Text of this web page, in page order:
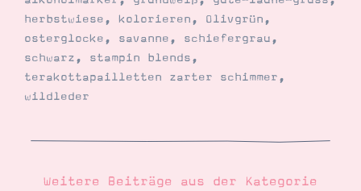
herbstwiese, kolorieren, Olivgrün,
osterglocke, savanne, schiefergrau,
schwarz, stampin blends,
terakottapailletten zarter schimmer,
wildleder
Weitere Beiträge aus der Kategorie